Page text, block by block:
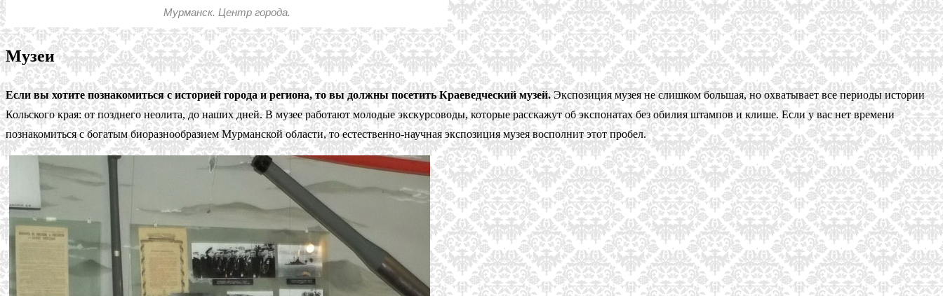
Мурманск. Центр города.
Музеи
Если вы хотите познакомиться с историей города и региона, то вы должны посетить Краеведческий музей.Экспозиция музея не слишком большая, но охватывает все периоды истории
Кольского края: от позднего неолита, до наших дней. В музее работают молодые экскурсоводы, которые расскажут об экспонатах без обилия штампов и клише. Если у вас нет времени
познакомиться с богатым биоразнообразием Мурманской области, то естественно-научная экспозиция музея восполнит этот пробел.